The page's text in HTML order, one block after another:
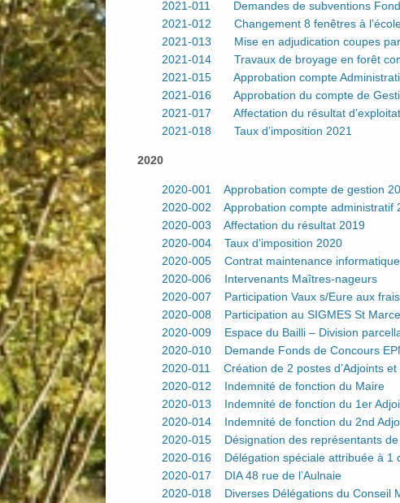
2021-011 Demandes de subventions
2021-012 Changement 8 fenêtres à
2021-013 Mise en adjudication coupes
2021-014 Travaux de broyage en forêt
2021-015 Approbation compte
2021-016 Approbation du compte de
2021-017 Affectation du résultat
2021-018 Taux d’imposition 2021
2020
2020-001 Approbation compte de gestion
2020-002 Approbation compte administratif
2020-003 Affectation du résultat 2019
2020-004 Taux d’imposition 2020
2020-005 Contrat maintenance
2020-006 Intervenants Maîtres-nageurs
2020-007 Participation Vaux s/Eure aux
2020-008 Participation au SIGMES St
2020-009 Espace du Bailli – Division
2020-010 Demande Fonds de Concours
2020-011 Création de 2 postes d’Adjoints et
2020-012 Indemnité de fonction du Maire
2020-013 Indemnité de fonction du 1er
2020-014 Indemnité de fonction du 2nd
2020-015 Désignation des représentants de
2020-016 Délégation spéciale attribuée à 1
2020-017 DIA 48 rue de l’Aulnaie
2020-018 Diverses Délégations du Conseil